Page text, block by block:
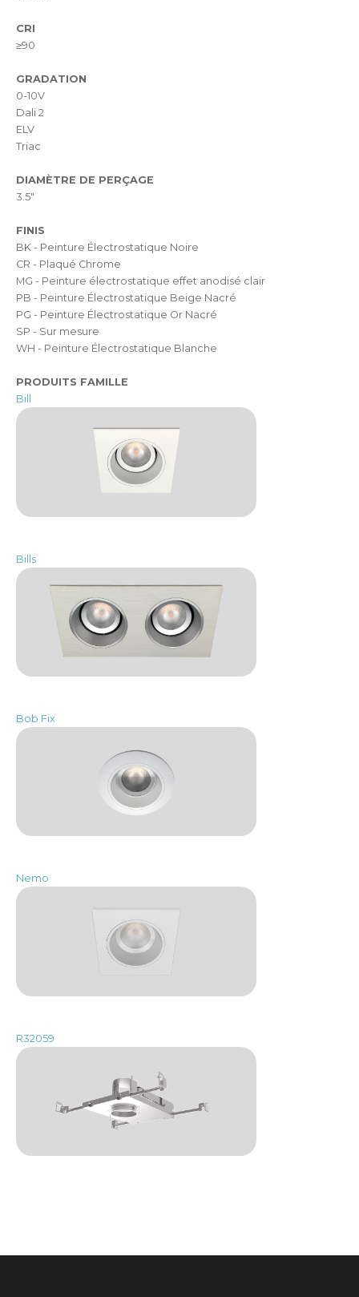
CRI
≥90
GRADATION
0-10V
Dali 2
ELV
Triac
DIAMÈTRE DE PERÇAGE
3.5"
FINIS
BK - Peinture Électrostatique Noire
CR - Plaqué Chrome
MG - Peinture électrostatique effet anodisé clair
PB - Peinture Électrostatique Beige Nacré
PG - Peinture Électrostatique Or Nacré
SP - Sur mesure
WH - Peinture Électrostatique Blanche
PRODUITS FAMILLE
Bill
Bills
Bob Fix
Nemo
R32059